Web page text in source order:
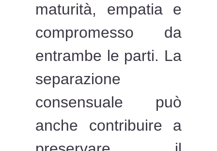
maturità, empatia e
compromesso da
entrambe le parti. La
separazione
consensuale può
anche contribuire a